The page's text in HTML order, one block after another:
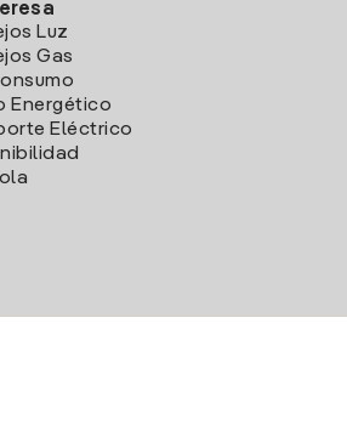
Luz
Gas
Energético
Eléctrico